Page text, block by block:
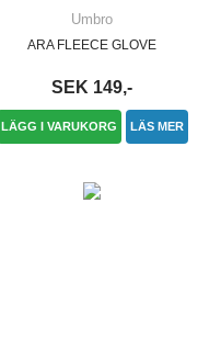
Umbro
ARA FLEECE GLOVE
SEK 149,-
LÄGG I VARUKORG LÄS MER